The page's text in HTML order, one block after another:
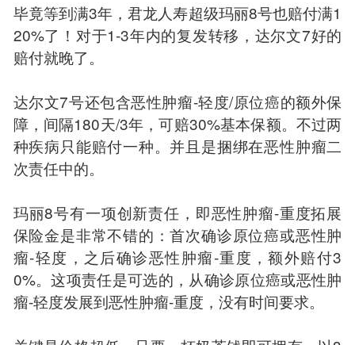
毕竟等到满3年，君龙人寿超级玛丽8号也赔付满1
20%了！对于1-3年内的复发转移，达尔文7好的
赔付就晚了。
达尔文7号还包含恶性肿瘤-轻度/原位癌的额外保
障，间隔180天/3年，可赔30%基本保额。不过两
种疾病只能赔付一种。并且是捆绑在恶性肿瘤二
次责任中的。
玛丽8号有一项创新责任，即恶性肿瘤-重度拓展
保险金是非常不错的：首次确诊原位癌或恶性肿
瘤-轻度，之后确诊恶性肿瘤-重度，额外赔付3
0%。这项责任是可选的，从确诊原位癌或恶性肿
瘤-轻度发展到恶性肿瘤-重度，没有时间要求。